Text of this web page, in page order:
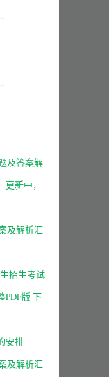
及答案解
新中，
及解析汇
招生考试
PDF版 下
安排
及解析汇